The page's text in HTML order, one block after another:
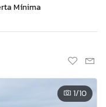
Mínima
1/10